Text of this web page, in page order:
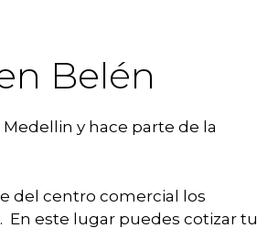
Belén
y hace parte de la
del centro comercial los
En este lugar puedes cotizar tu